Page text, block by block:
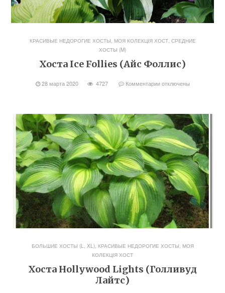
КРАСИВЫЕ НЕДОРОГИЕ ХОСТЫ, МОЯ КОЛЕКЦІЯ ХОСТ, СРЕДНИЕ
ХОСТЫ (M)
Хоста Ice Follies (Айс Фоллис)
28 марта 2020 4727 Комментарииотключены
БОЛЬШИЕ ХОСТЫ (L, XL), КРАСИВЫЕ НЕДОРОГИЕ ХОСТЫ, МОЯ
КОЛЕКЦІЯ ХОСТ
Хоста Hollywood Lights (Голливуд
Лайтс)